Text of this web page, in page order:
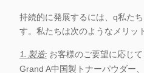
持続的に発展するには、q私た
す。私たちは次のようなメリッ
1. 製造: お客様のご要望に応じ
Grand A中国製トナーパウダー